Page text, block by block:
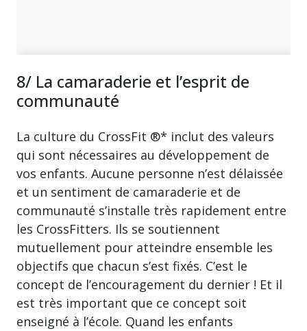
8/ La camaraderie et l’esprit de
communauté
La culture du CrossFit ®* inclut des valeurs
qui sont nécessaires au développement de
vos enfants. Aucune personne n’est délaissée
et un sentiment de camaraderie et de
communauté s’installe très rapidement entre
les CrossFitters. Ils se soutiennent
mutuellement pour atteindre ensemble les
objectifs que chacun s’est fixés. C’est le
concept de l’encouragement du dernier ! Et il
est très important que ce concept soit
enseigné à l’école. Quand les enfants